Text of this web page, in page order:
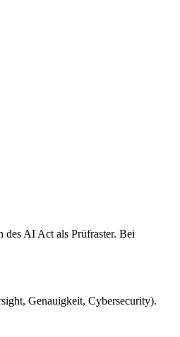
AI Act als Prüfraster. Bei
Genauigkeit, Cybersecurity).